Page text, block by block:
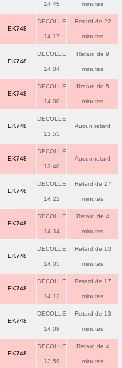
14:45 minutes
EK748
DECOLLE
14:17
Retard de 22
minutes
EK748
DECOLLE
14:04
Retard de 9
minutes
EK748
DECOLLE
14:00
Retard de 5
minutes
EK748
DECOLLE
13:55
Aucun retard
EK748
DECOLLE
13:40
Aucun retard
EK748
DECOLLE
14:22
Retard de 27
minutes
EK748
DECOLLE
14:34
Retard de 4
minutes
EK748
DECOLLE
14:05
Retard de 10
minutes
EK748
DECOLLE
14:12
Retard de 17
minutes
EK748
DECOLLE
14:08
Retard de 13
minutes
EK748
DECOLLE
13:59
Retard de 4
minutes